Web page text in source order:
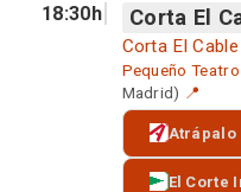
18:30h Corta El
Corta El
Pequeño
Madrid) 📍
Atrápalo
El Corte